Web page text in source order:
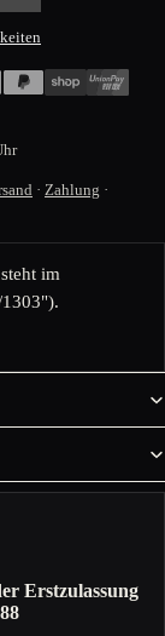
· Zahlung ·
im
Erstzulassung